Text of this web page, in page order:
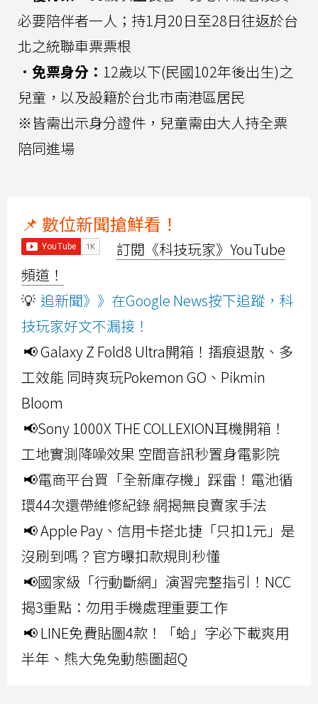
必要陪伴者一人；持1月20日至28日往返於台
北之統聯車票票根
．免票身分： 12歲以下(民國102年後出生)之
兒童，以及設籍於台北市南港區居民
※皆需出示身分證件，兒童需由大人持全票
陪同進場
📌 數位新聞搶鮮看！
訂閱《科技玩家》YouTube
頻道！
💡 追新聞》》在Google News按下追蹤，科
技玩家好文不漏接！
📢 Galaxy Z Fold8 Ultra開箱！摺痕退散、多
工效能 同時爽玩Pokemon GO、Pikmin
Bloom
📢Sony 1000X THE COLLEXION耳機開箱！
工地實測降噪效果 空間音訊秒置身電影院
📢電商平台買「全新庫存機」踩雷！電池循
環44次還帶維修紀錄 網揭無良賣家手法
📢 Apple Pay、信用卡搭北捷「只扣1元」是
沒刷到嗎？官方曝扣款規則秒懂
📢國家級「行動斷網」演習完整指引！NCC
揭3重點：勿用手機處理重要工作
📢 LINE免費貼圖4款！「蛤」字必下載爽用
半年、熊大兔兔動態圖超Q